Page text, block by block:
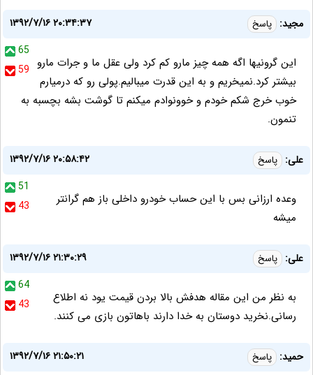
مجید: پاسخ
۱۳۹۲/۷/۱۶ ۲۰:۳۴:۳۷
65
59 این گرونیها اگه همه چیز مارو کم کرد ولی عقل ما و جرات مارو
بیشتر کرد.نمیخریم و به این قدرت میبالیم.پولی رو که درمیارم
خوب خرج شکم خودم و خوونوادم میکنم تا گوشت بشه بچسبه به
تنمون.
علی: پاسخ
۱۳۹۲/۷/۱۶ ۲۰:۵۸:۴۲
51
43
وعده ارزانی بس با این حساب خودرو داخلی باز هم گرانتر
میشه
علی: پاسخ
۱۳۹۲/۷/۱۶ ۲۱:۳۰:۲۹
64
43
به نظر من این مقاله هدفش بالا بردن قیمت یود نه اطلاع
رسانی.نخرید دوستان به خدا دارند باهاتون بازی می کنند.
حمید: پاسخ
۱۳۹۲/۷/۱۶ ۲۱:۵۰:۲۱